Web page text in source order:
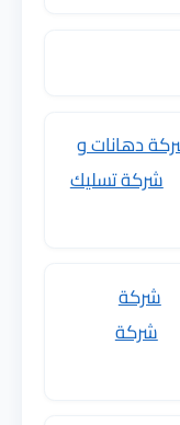
دهانات و
شركة تسليك
شركة
شركة